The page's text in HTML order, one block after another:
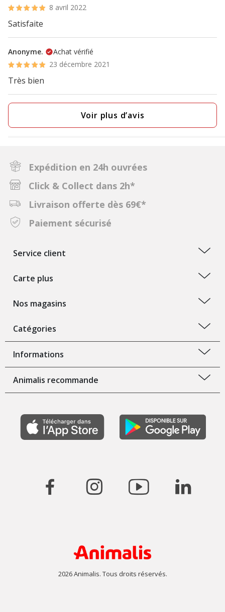
8 avril 2022
Satisfaite
Anonyme.
Achat vérifié
23 décembre 2021
Très bien
Voir plus d’avis
Expédition en 24h ouvrées
Click & Collect dans 2h*
Livraison offerte dès 69€*
Paiement sécurisé
Service client
Carte plus
Nos magasins
Catégories
Informations
Animalis recommande
2026 Animalis. Tous droits réservés.